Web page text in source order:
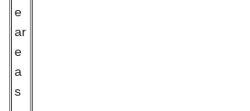
e
ar
e
a
s